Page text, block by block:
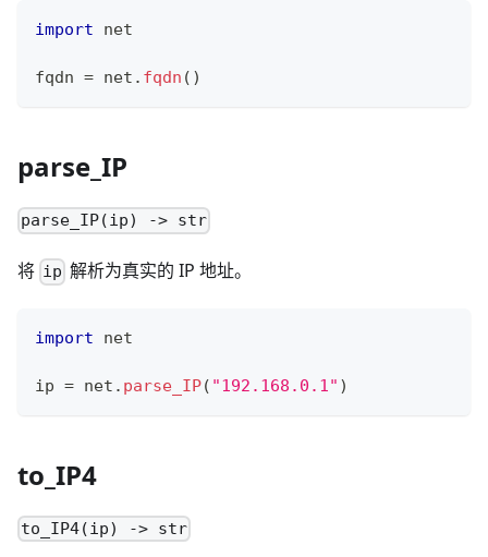
import net
fqdn = net . fqdn ()
parse_IP
parse_IP(ip) -> str
将 ip 解析为真实的 IP 地址。
import net
ip = net . parse_IP( "192.168.0.1" )
to_IP4
to_IP4(ip) -> str